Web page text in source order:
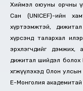
Хиймэл оюуны орчны
Сан (UNICEF)-ийн
хүртээмжтэй,
хүрсэнд талархал
эрхлэгчдийг дэмжих,
дижитал шийдэл болох
хөгжүүлэхэд Олон
Е-Монголия